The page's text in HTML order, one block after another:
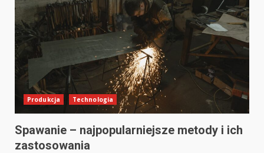
Produkcja Technologia
Spawanie – najpopularniejsze metody i ich
zastosowania